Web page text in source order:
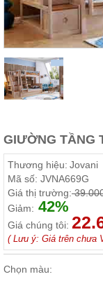
Thất
Phòng
Khách
tủ
rượu,
Bàn
trà...
Thất
Phòng
Ngủ
Giường
ngủ, tủ
áo, bàn
trang
điểm
Nội
Thất
GIƯỜNG TẦNG
Thương hiệu: Jovani
Mã số: JVNA669G
Giá thị trường:
Giảm: 42%
Giá chúng tôi:
( Lưu ý: Giá trên chưa
Chọn màu: